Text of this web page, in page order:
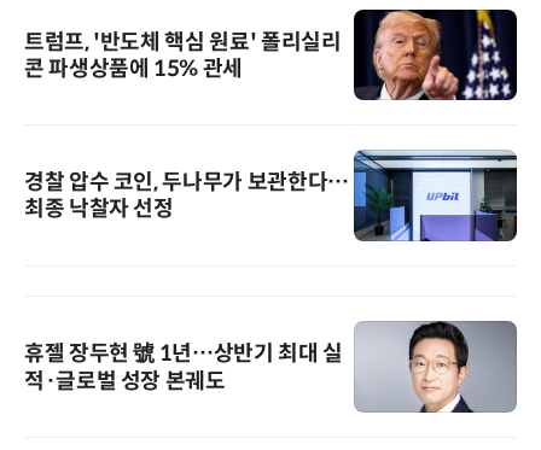
트럼프, '반도체 핵심 원료' 폴리실리
콘 파생상품에 15% 관세
경찰 압수 코인, 두나무가 보관한다…
최종 낙찰자 선정
휴젤 장두현 號 1년…상반기 최대 실
적·글로벌 성장 본궤도